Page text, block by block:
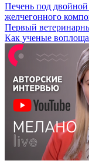
Печень под двойной
желчегонного
Первый
Как ученые